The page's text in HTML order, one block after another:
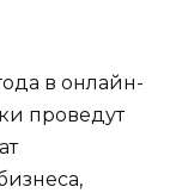
в онлайн-
проведут